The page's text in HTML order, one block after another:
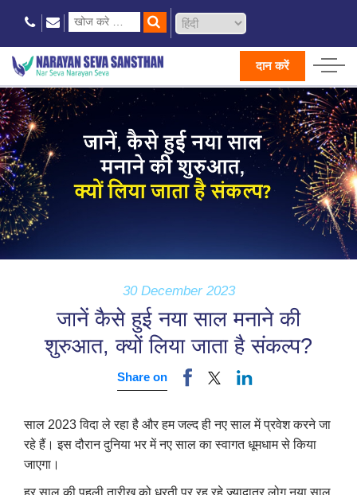
दान करें
30 December 2023
जानें कैसे हुई नया साल मनाने की
शुरुआत, क्यों लिया जाता है संकल्प?
Share on
साल 2023 विदा ले रहा है और हम जल्द ही नए साल में प्रवेश करने जा
रहे हैं। इस दौरान दुनिया भर में नए साल का स्वागत धूमधाम से किया
जाएगा।